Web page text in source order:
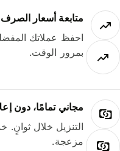
متابعة أسعار الصرف
احفظ عملاتك
بمرور الوقت.
مجاني تمامًا، دون
التنزيل خلال ثوانٍ.
مزعجة.